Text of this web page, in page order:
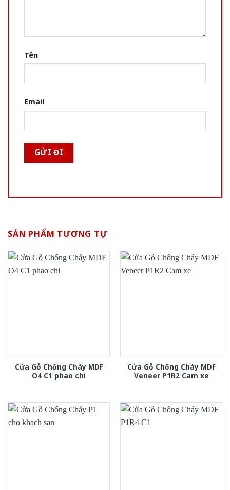
Tên
Email
SẢN PHẨM TƯƠNG TỰ
Cửa Gỗ Chống Cháy MDF
O4 C1 phao chi
Cửa Gỗ Chống Cháy MDF
Veneer P1R2 Cam xe